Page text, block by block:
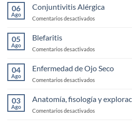
Corneales
y
Trauma
06
Ago
Conjuntivitis Alérgica
Comentarios desactivados
05
Ago
Blefaritis
Comentarios desactivados
04
Ago
Enfermedad de Ojo Seco
Comentarios desactivados
Ojo
Seco
03
Ago
Anatomía, fisología y
Comentarios desactivados